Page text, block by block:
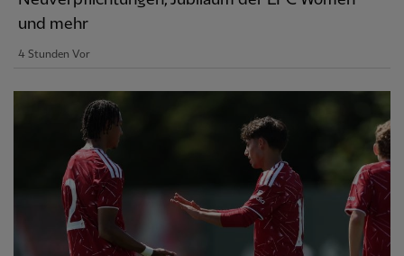
und mehr
4 Stunden Vor